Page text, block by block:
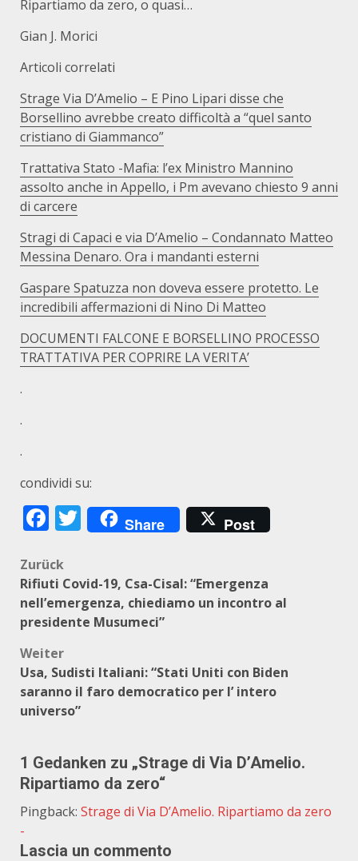
Ripartiamo da zero, o quasi…
Gian J. Morici
Articoli correlati
Strage Via D’Amelio – E Pino Lipari disse che
Borsellino avrebbe creato difficoltà a “quel santo
cristiano di Giammanco”
Trattativa Stato -Mafia: l’ex Ministro Mannino
assolto anche in Appello, i Pm avevano chiesto 9 anni
di carcere
Stragi di Capaci e via D’Amelio – Condannato Matteo
Messina Denaro. Ora i mandanti esterni
Gaspare Spatuzza non doveva essere protetto. Le
incredibili affermazioni di Nino Di Matteo
DOCUMENTI FALCONE E BORSELLINO PROCESSO
TRATTATIVA PER COPRIRE LA VERITA’
.
.
.
condividi su:
Facebook
Twitter
Share Post
Beitragsnavigation
Zurück
Rifiuti Covid-19, Csa-Cisal: “Emergenza
nell’emergenza, chiediamo un incontro al
presidente Musumeci”
Weiter
Usa, Sudisti Italiani: “Stati Uniti con Biden
saranno il faro democratico per l’ intero
universo”
1 Gedanken zu „Strage di Via D’Amelio.
Ripartiamo da zero“
Pingback: Strage di Via D’Amelio. Ripartiamo da zero
-
Lascia un commento